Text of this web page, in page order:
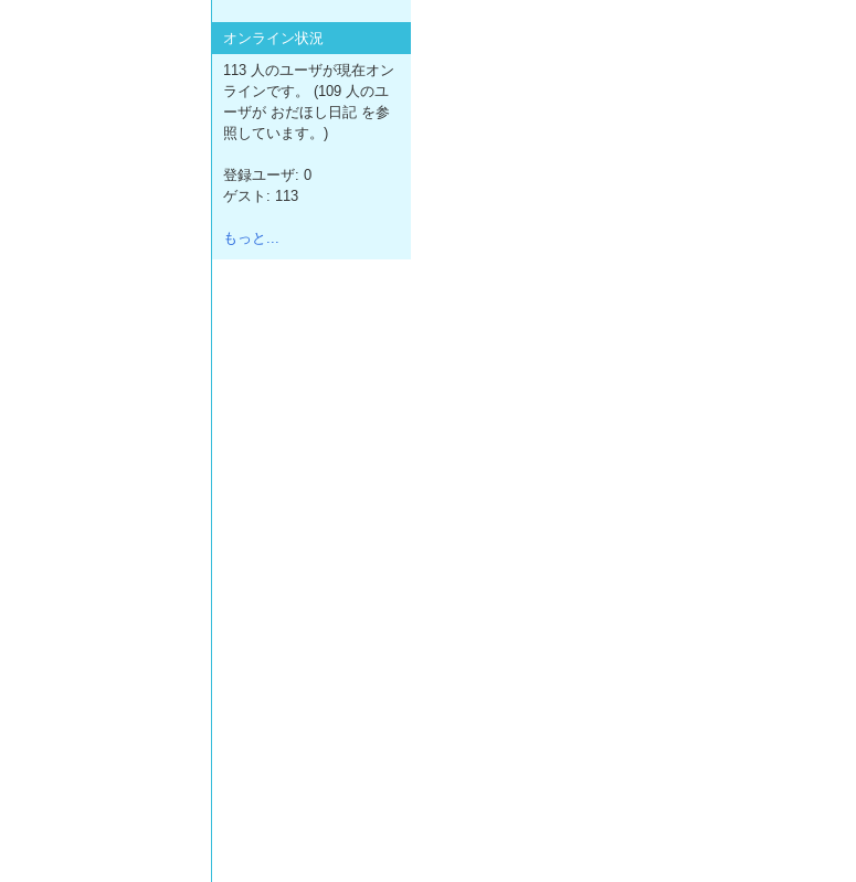
オンライン状況
113 人のユーザが現在オン
ラインです。 (109 人のユ
ーザが おだほし日記 を参
照しています。)
登録ユーザ: 0
ゲスト: 113
もっと...